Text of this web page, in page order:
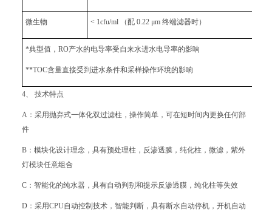
微生物 < 1cfu/ml （配 0.22 μm 终端滤器时）
*典型值，RO产水的电导率受自来水进水电导率的影响
**TOC含量直接受到进水条件和采样操作环境的影响
4、 技术特点
A：采用抛弃式一体化双过滤柱，操作简单，可在短时间内更换任何部
件
B：模块化设计理念，具有预处理柱，反渗透膜，纯化柱，微滤，紫外
灯模块任意组合
C：智能化的纯水器，具有自动判别和提示反渗透膜，纯化柱等失效
D：采用CPU自动控制技术，智能判断，具有断水自动停机，开机自动